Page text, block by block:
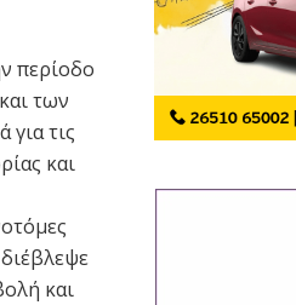
περίοδο
των
τις
και
και